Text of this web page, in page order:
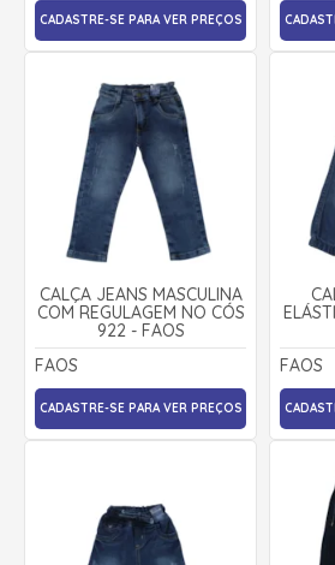
CADASTRE-SE PARA VER PREÇOS
CALÇA JEANS MASCULINA
COM REGULAGEM NO CÓS
922 - FAOS
FAOS
CADASTRE-SE PARA VER PREÇOS
FAOS